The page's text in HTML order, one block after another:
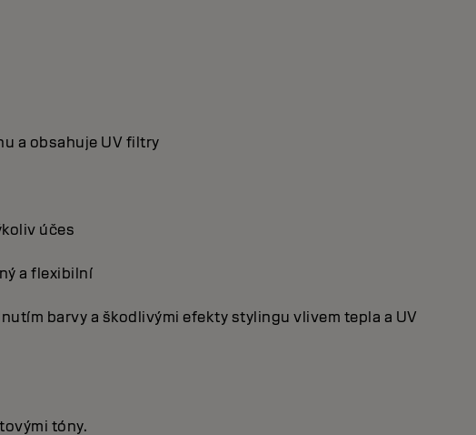
a obsahuje UV filtry
účes
a flexibilní
barvy a škodlivými efekty stylingu vlivem tepla a UV
tóny.